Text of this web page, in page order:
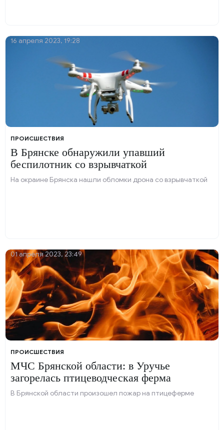
ПРОИСШЕСТВИЯ
В Брянске обнаружили упавший
беспилотник со взрывчаткой
На окраине Брянска нашли обломки дрона со взрывчаткой
16 апреля 2023, 19:28
ПРОИСШЕСТВИЯ
МЧС Брянской области: в Уручье
загорелась птицеводческая ферма
В Брянской области произошел пожар на птицеферме
01 апреля 2023, 23:49